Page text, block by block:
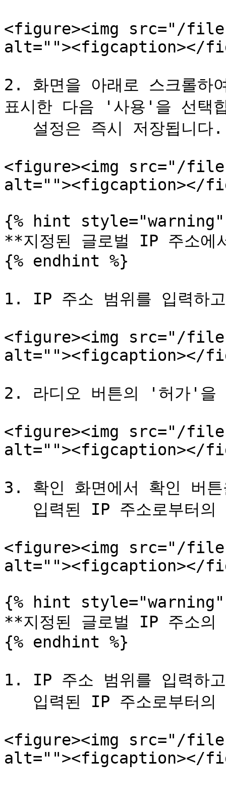
<figure><img src="/files/
alt=""><figcaption></
2. 화면을 아래로 스크롤
표시한 다음 '사용'을 선택
<figure><img src="/files/
alt=""><figcaption></
{% hint style="warning"
**지정된 글로벌 IP 주소에
{% endhint %}
1. IP 주소 범위를 입력하
<figure><img src="/files/
alt=""><figcaption></
2. 라디오 버튼의 '허가'을
<figure><img src="/files/
alt=""><figcaption></
3. 확인 화면에서 확인 버
<figure><img src="/files/
alt=""><figcaption></
{% hint style="warning"
**지정된 글로벌 IP 주소의
{% endhint %}
1. IP 주소 범위를 입력하
<figure><img src="/files/